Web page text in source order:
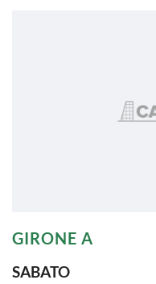
GIRONE A
SABATO